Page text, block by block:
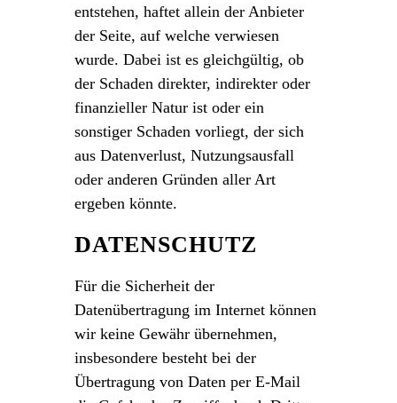
entstehen, haftet allein der Anbieter
der Seite, auf welche verwiesen
wurde. Dabei ist es gleichgültig, ob
der Schaden direkter, indirekter oder
finanzieller Natur ist oder ein
sonstiger Schaden vorliegt, der sich
aus Datenverlust, Nutzungsausfall
oder anderen Gründen aller Art
ergeben könnte.
DATENSCHUTZ
Für die Sicherheit der
Datenübertragung im Internet können
wir keine Gewähr übernehmen,
insbesondere besteht bei der
Übertragung von Daten per E-Mail